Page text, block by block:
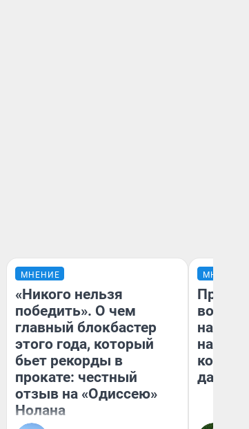
МНЕНИЕ
«Никого нельзя
победить». О чем
главный блокбастер
этого года, который
бьет рекорды в
прокате: честный
отзыв на «Одиссею»
Нолана
МНЕНИЕ
нам
даже